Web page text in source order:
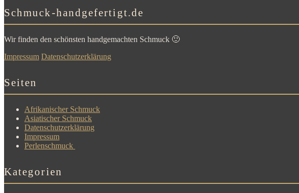
Schmuck-handgefertigt.de
Wir finden den schönsten handgemachten Schmuck 🙂
Impressum Datenschutzerklärung
Seiten
Afrikanischer Schmuck
Asiatischer Schmuck
Datenschutzerklärung
Impressum
Perlenschmuck
Kategorien